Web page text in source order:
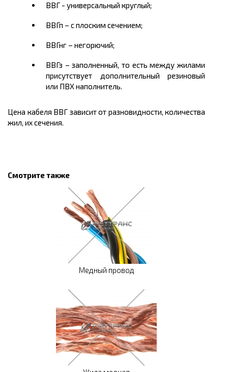
ВВГ - универсальный круглый;
ВВГп – с плоским сечением;
ВВГнг – негорючий;
ВВГз – заполненный, то есть между жилами
присутствует дополнительный резиновый
или ПВХ наполнитель.
Цена кабеля ВВГ зависит от разновидности, количества
жил, их сечения.
Смотрите также
Медный провод